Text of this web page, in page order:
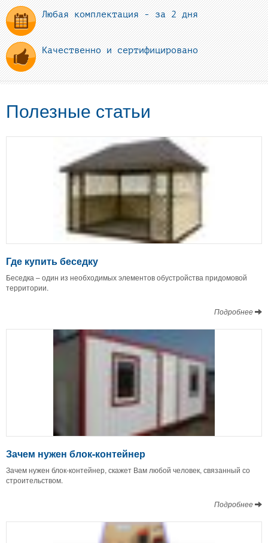
Любая комплектация - за 2 дня
Качественно и сертифицировано
Полезные статьи
Где купить беседку
Беседка – один из необходимых элементов обустройства придомовой
территории.
Подробнее
Зачем нужен блок-контейнер
Зачем нужен блок-контейнер, скажет Вам любой человек, связанный со
строительством.
Подробнее